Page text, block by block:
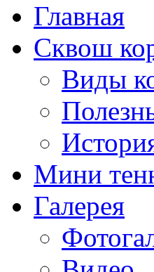
Главная
Сквош
Виды
Мини
Галерея